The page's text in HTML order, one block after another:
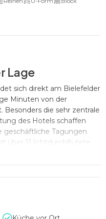
Lage
sich direkt am Bielefelder
Minuten von der
die sehr zentrale
des Hotels schaffen
geschäftliche Tagungen
über 11 lichtdurchflutete
die auf einer
bis zu 120 Personen
Hof